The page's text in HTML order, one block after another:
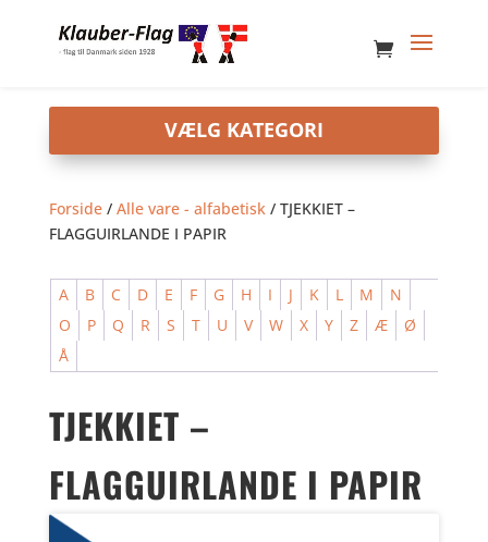
Forside/ Alle vare - alfabetisk/ TJEKKIET –
FLAGGUIRLANDE I PAPIR
A B C D E F G H I J K L M
N
O
P Q R S T U V W X Y Z Æ
Ø
Å
TJEKKIET –
FLAGGUIRLANDE I PAPIR